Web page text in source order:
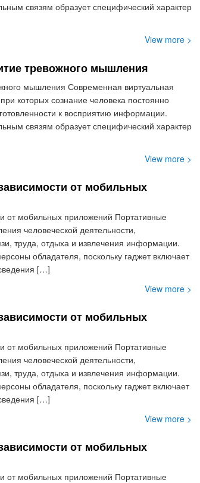
связям образует специфический характер
View more >
тревожного мышления
мышления Современная виртуальная
которых сознание человека постоянно
к восприятию информации.
связям образует специфический характер
View more >
от мобильных
от мобильных приложений Портативные
человеческой деятельности,
труда, отдыха и извлечения информации.
обладателя, поскольку гаджет включает
[…]
View more >
от мобильных
от мобильных приложений Портативные
человеческой деятельности,
труда, отдыха и извлечения информации.
обладателя, поскольку гаджет включает
[…]
View more >
от мобильных
от мобильных приложений Портативные